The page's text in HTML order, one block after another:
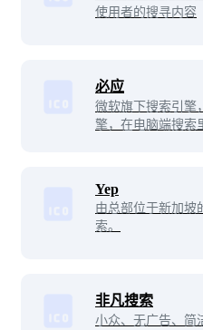
使用者的搜寻内容
必应
微软旗下搜索引擎
擎，在电脑端搜索
Yep
由总部位于新加坡
索。
非凡搜索
小众、无广告、简